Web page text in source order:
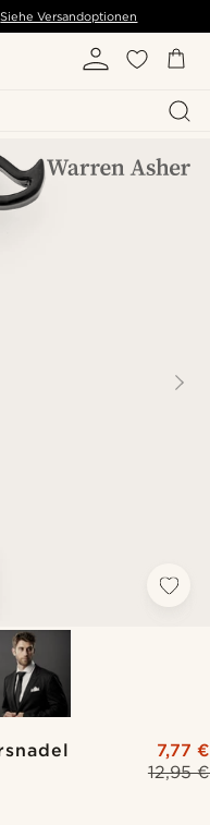
Siehe Versandoptionen
12,95 €
7,77 €